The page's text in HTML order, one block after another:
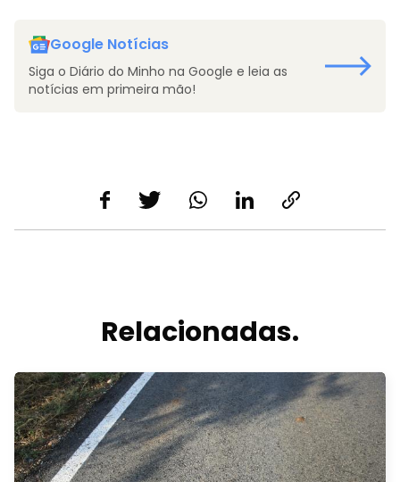
Google Notícias
Siga o Diário do Minho na Google e leia as
notícias em primeira mão!
Relacionadas.